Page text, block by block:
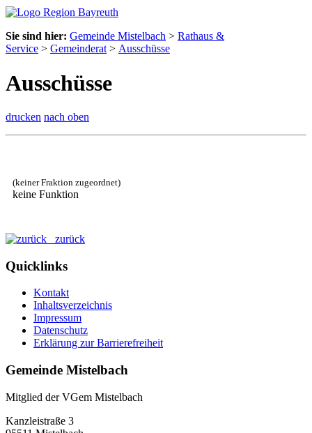
Sie sind hier: Gemeinde Mistelbach > Rathaus &
Service > Gemeinderat > Ausschüsse
Ausschüsse
drucken nach oben
(keiner Fraktion zugeordnet)
keine Funktion
zurück
Quicklinks
Kontakt
Inhaltsverzeichnis
Impressum
Datenschutz
Erklärung zur Barrierefreiheit
Gemeinde Mistelbach
Mitglied der VGem Mistelbach
Kanzleistraße 3